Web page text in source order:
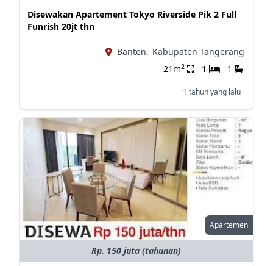
Disewakan Apartement Tokyo Riverside Pik 2 Full
Funrish 20jt thn
Banten, Kabupaten Tangerang
21m2 1 1
1 tahun yang lalu
Apartemen
Rp. 150 juta (tahunan)